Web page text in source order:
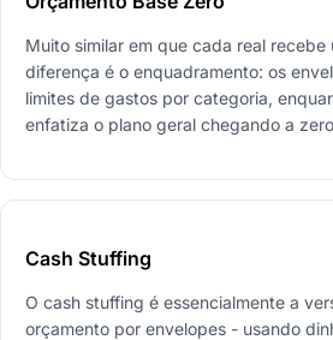
Muito similar em que cada real recebe
diferença é o enquadramento: os
limites de gastos por categoria,
enfatiza o plano geral chegando a
Cash Stuffing
O cash stuffing é essencialmente a
orçamento por envelopes - usando